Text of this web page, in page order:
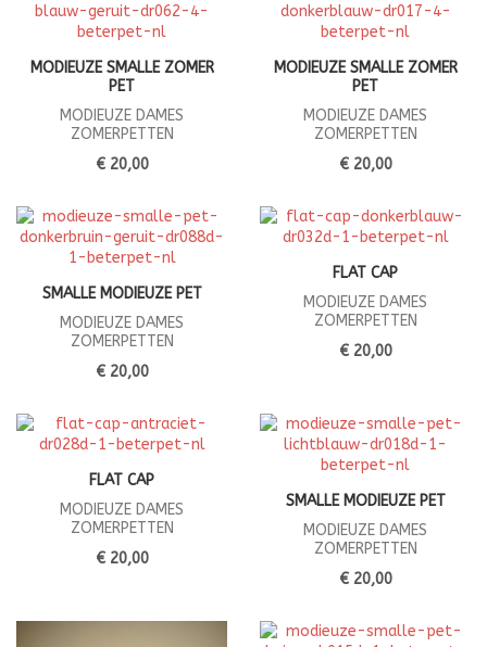
MODIEUZE SMALLE ZOMER
PET
MODIEUZE DAMES
ZOMERPETTEN
€ 20,00
MODIEUZE SMALLE ZOMER
PET
MODIEUZE DAMES
ZOMERPETTEN
€ 20,00
SMALLE MODIEUZE PET
MODIEUZE DAMES
ZOMERPETTEN
€ 20,00
FLAT CAP
MODIEUZE DAMES
ZOMERPETTEN
€ 20,00
FLAT CAP
MODIEUZE DAMES
ZOMERPETTEN
€ 20,00
SMALLE MODIEUZE PET
MODIEUZE DAMES
ZOMERPETTEN
€ 20,00